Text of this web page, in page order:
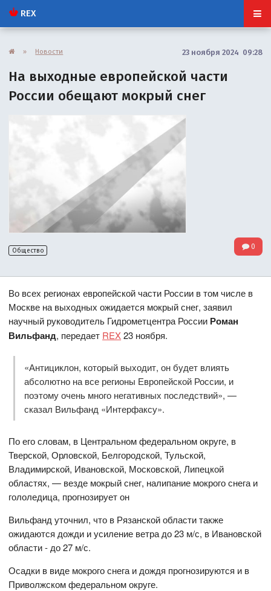
REX
» Новости 23 ноября 2024 09:28
На выходные европейской части
России обещают мокрый снег
Общество 0
Во всех регионах европейской части России в том числе в
Москве на выходных ожидается мокрый снег, заявил
научный руководитель Гидрометцентра России Роман
Вильфанд, передает REX23 ноября.
«Антициклон, который выходит, он будет влиять
абсолютно на все регионы Европейской России, и
поэтому очень много негативных последствий», —
сказал Вильфанд «Интерфаксу».
По его словам, в Центральном федеральном округе, в
Тверской, Орловской, Белгородской, Тульской,
Владимирской, Ивановской, Московской, Липецкой
областях, — везде мокрый снег, налипание мокрого снега и
гололедица, прогнозирует он
Вильфанд уточнил, что в Рязанской области также
ожидаются дожди и усиление ветра до 23 м/с, в Ивановской
области - до 27 м/с.
Осадки в виде мокрого снега и дождя прогнозируются и в
Приволжском федеральном округе.